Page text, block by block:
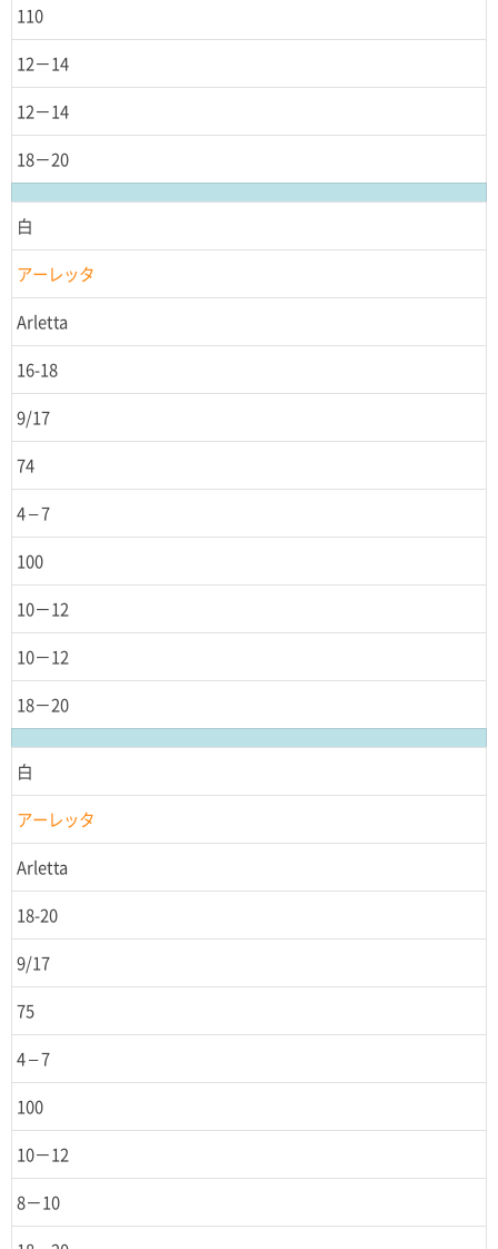
110
12－14
12－14
18－20
白
アーレッタ
Arletta
16-18
9/17
74
4 – 7
100
10－12
10－12
18－20
白
アーレッタ
Arletta
18-20
9/17
75
4 – 7
100
10－12
8－10